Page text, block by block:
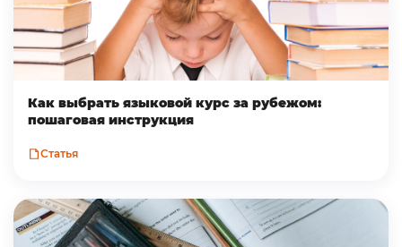
Как выбрать языковой курс за рубежом:
пошаговая инструкция
Статья